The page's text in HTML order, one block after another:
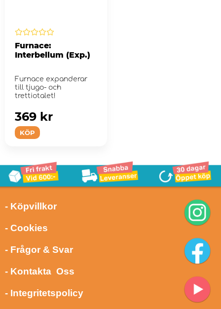
Furnace:
Interbellum (Exp.)
Furnace expanderar
till tjugo- och
trettiotalet!
KÖP
369 kr
- Köpvillkor
- Cookies
- Frågor & Svar
- Kontakta Oss
- Integritetspolicy